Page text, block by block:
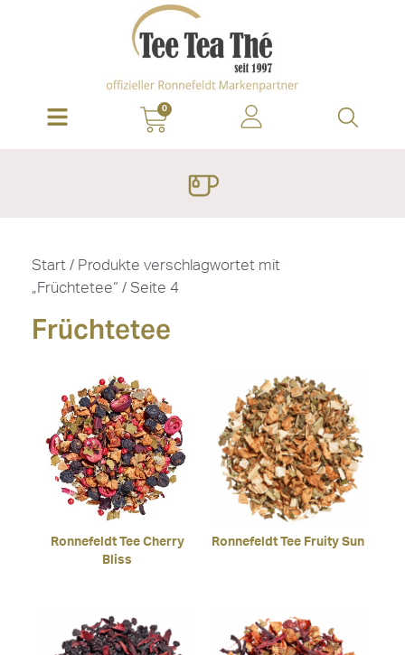
0
Start / Produkte verschlagwortet mit
„Früchtetee“ / Seite 4
Früchtetee
Ronnefeldt Tee Cherry
Bliss
Ronnefeldt Tee Fruity Sun